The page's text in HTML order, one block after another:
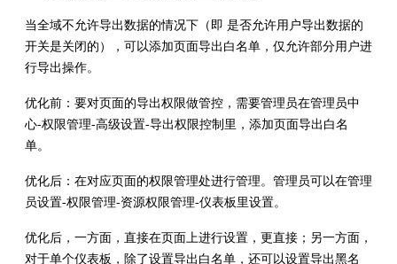
当全域不允许导出数据的情况下（即 是否允许用户导出数据的
开关是关闭的），可以添加页面导出白名单，仅允许部分用户进
行导出操作。
优化前：要对页面的导出权限做管控，需要管理员在管理员中
心-权限管理-高级设置-导出权限控制里，添加页面导出白名
单。
优化后：在对应页面的权限管理处进行管理。管理员可以在管理
员设置-权限管理-资源权限管理-仪表板里设置。
优化后，一方面，直接在页面上进行设置，更直接；另一方面，
对于单个仪表板，除了设置导出白名单，还可以设置导出黑名